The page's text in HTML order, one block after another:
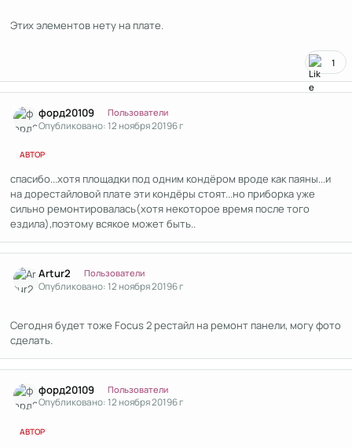
Этих элементов нету на плате.
1
форд20109 Пользователи
Опубликовано:12 ноября 20196 г
АВТОР
спасибо...хотя площадки под одним кондёром вроде как паяны...и
на дорестайловой плате эти кондёры стоят...но приборка уже
сильно ремонтировалась(хотя некоторое время после того
ездила),поэтому всякое может быть..
Artur2 Пользователи
Опубликовано:12 ноября 20196 г
Сегодня будет тоже Focus 2 рестайл на ремонт панели, могу фото
сделать.
форд20109 Пользователи
Опубликовано:12 ноября 20196 г
АВТОР